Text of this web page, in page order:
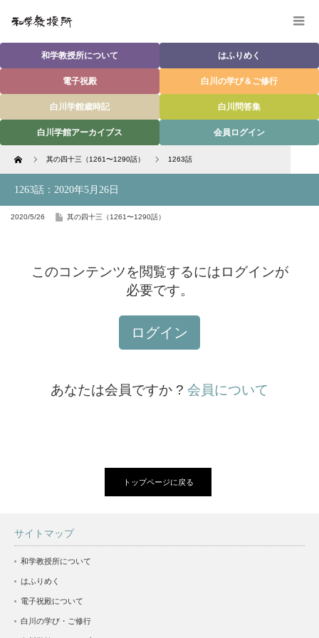
和学教授所について はふりめく
電子祝殿 白川の学び＆ご修行
白川学館歳時記 白川問答集
白川学館アーカイブス 会員ログイン
Home 其の四十三（1261〜1290話） 1263話
1263話：2020年5月26日
2020/5/26 其の四十三（1261〜1290話）
このコンテンツを閲覧するにはログインが
必要です。
ログイン
あなたは会員ですか ? 会員について
トップページに戻る
サイトマップ
和学教授所について
はふりめく
電子祝殿について
白川の学び・ご修行